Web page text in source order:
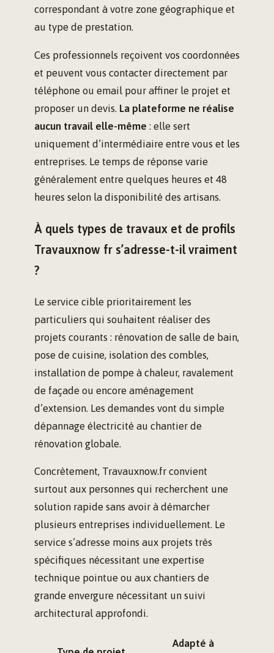
correspondant à votre zone géographique et
au type de prestation.
Ces professionnels reçoivent vos coordonnées
et peuvent vous contacter directement par
téléphone ou email pour affiner le projet et
proposer un devis. La plateforme ne réalise
aucun travail elle-même : elle sert
uniquement d’intermédiaire entre vous et les
entreprises. Le temps de réponse varie
généralement entre quelques heures et 48
heures selon la disponibilité des artisans.
À quels types de travaux et de profils
Travauxnow fr s’adresse-t-il vraiment
?
Le service cible prioritairement les
particuliers qui souhaitent réaliser des
projets courants : rénovation de salle de bain,
pose de cuisine, isolation des combles,
installation de pompe à chaleur, ravalement
de façade ou encore aménagement
d’extension. Les demandes vont du simple
dépannage électricité au chantier de
rénovation globale.
Concrètement, Travauxnow.fr convient
surtout aux personnes qui recherchent une
solution rapide sans avoir à démarcher
plusieurs entreprises individuellement. Le
service s’adresse moins aux projets très
spécifiques nécessitant une expertise
technique pointue ou aux chantiers de
grande envergure nécessitant un suivi
architectural approfondi.
Adapté à